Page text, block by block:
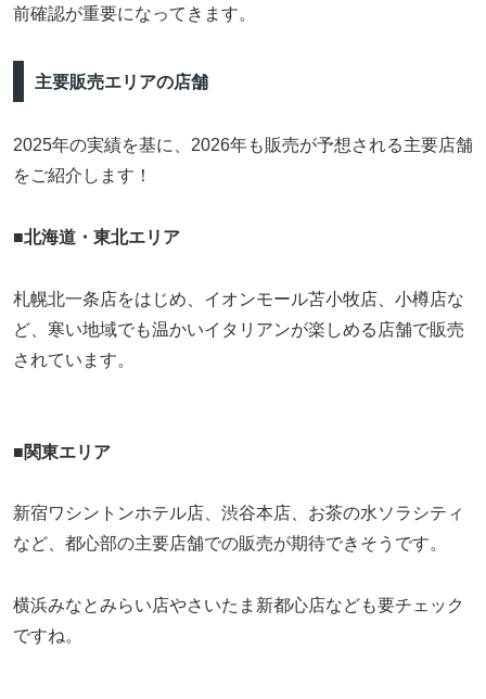
前確認が重要になってきます。
主要販売エリアの店舗
2025年の実績を基に、2026年も販売が予想される主要店舗
をご紹介します！
■北海道・東北エリア
札幌北一条店をはじめ、イオンモール苫小牧店、小樽店な
ど、寒い地域でも温かいイタリアンが楽しめる店舗で販売
されています。
■関東エリア
新宿ワシントンホテル店、渋谷本店、お茶の水ソラシティ
など、都心部の主要店舗での販売が期待できそうです。
横浜みなとみらい店やさいたま新都心店なども要チェック
ですね。